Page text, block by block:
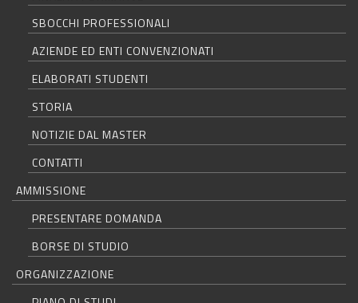
SBOCCHI PROFESSIONALI
AZIENDE ED ENTI CONVENZIONATI
ELABORATI STUDENTI
STORIA
NOTIZIE DAL MASTER
CONTATTI
AMMISSIONE
PRESENTARE DOMANDA
BORSE DI STUDIO
ORGANIZZAZIONE